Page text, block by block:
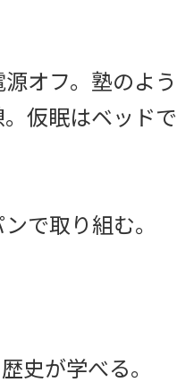
オフ。塾のよう
仮眠はベッドで
で取り組む。
史が学べる。